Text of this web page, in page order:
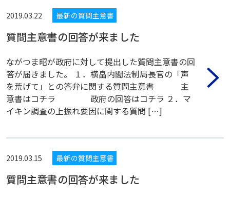
2019.03.22 最新の質問主意書
質問主意書の回答が来ました
ながつま昭が政府に対して提出した質問主意書の回
答が届きました。 １．横畠内閣法制局長官の「声
を荒げて」との答弁に関する質問主意書 主
意書はコチラ 政府の回答はコチラ ２．マ
イキン調査の上振れ要因に関する質問 […]
2019.03.15 最新の質問主意書
質問主意書の回答が来ました